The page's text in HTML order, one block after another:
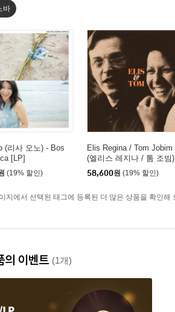
바
(리사 오노) - Bos
[LP]
(19% 할인)
Elis Regina / Tom Jobim
(엘리스 레지나 / 톰 조빔
Elis & Tom [LP]
58,600원 (19% 할인)
지에서 선택된 태그에 등록된 더 많은 상품을 확인해
의 이벤트 (1개)